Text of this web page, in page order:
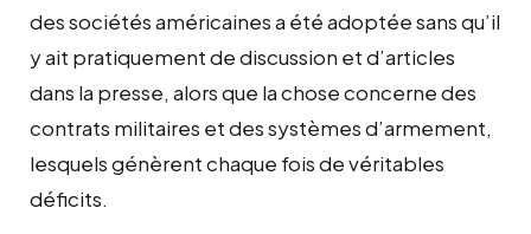
des sociétés américaines a été adoptée sans qu’il
y ait pratiquement de discussion et d’articles
dans la presse, alors que la chose concerne des
contrats militaires et des systèmes d’armement,
lesquels génèrent chaque fois de véritables
déficits.